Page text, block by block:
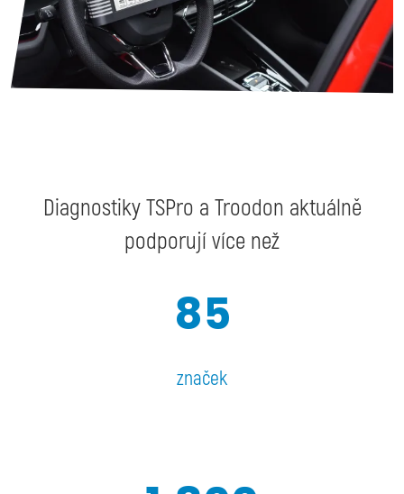
Diagnostiky TSPro a Troodon aktuálně
podporují více než
85
značek